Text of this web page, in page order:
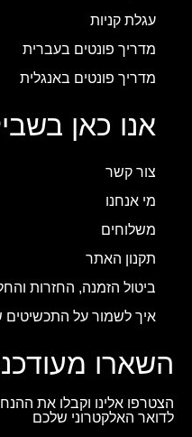
עגלת קניות
מדריך פונטים בעברית
מדריך פונטים באנגלית
אנו כאן
צור קשר
מי אנחנו
משלוחים
תקנון האתר
ביטול הזמנה, החזרות
איך לשמור על התכשיטים
השארו
הצטרפו אלינו וקבלו את
לדואר האלקטרוני שלכם